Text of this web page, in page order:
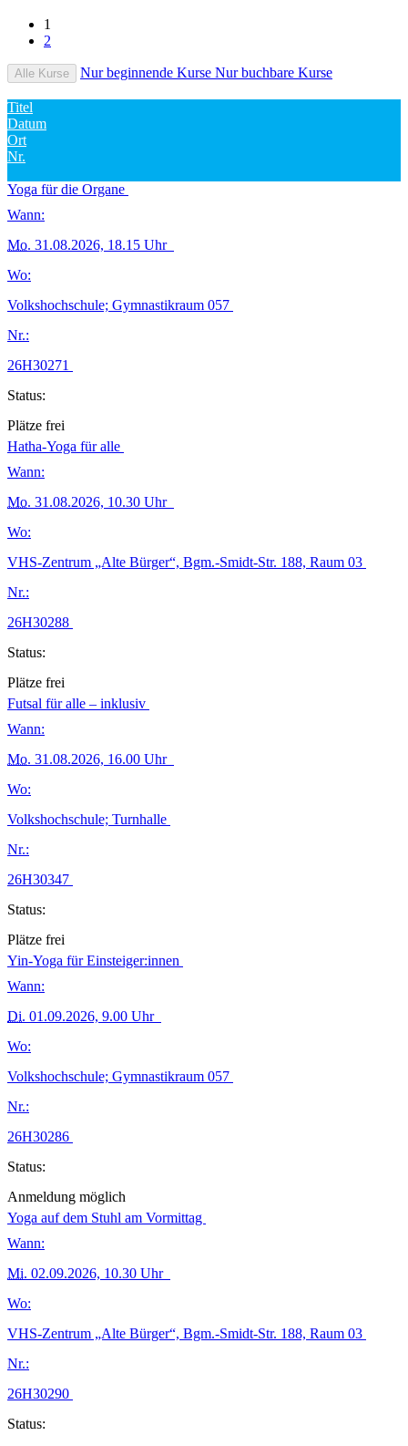
1
2
Alle Kurse Nur beginnende Kurse Nur buchbare Kurse
Titel
Datum
Ort
Nr.
Yoga für die Organe
Wann:
Mo. 31.08.2026, 18.15 Uhr
Wo:
Volkshochschule; Gymnastikraum 057
Nr.:
26H30271
Status:
Plätze frei
Hatha-Yoga für alle
Wann:
Mo. 31.08.2026, 10.30 Uhr
Wo:
VHS-Zentrum „Alte Bürger“, Bgm.-Smidt-Str. 188, Raum 03
Nr.:
26H30288
Status:
Plätze frei
Futsal für alle – inklusiv
Wann:
Mo. 31.08.2026, 16.00 Uhr
Wo:
Volkshochschule; Turnhalle
Nr.:
26H30347
Status:
Plätze frei
Yin-Yoga für Einsteiger:innen
Wann:
Di. 01.09.2026, 9.00 Uhr
Wo:
Volkshochschule; Gymnastikraum 057
Nr.:
26H30286
Status:
Anmeldung möglich
Yoga auf dem Stuhl am Vormittag
Wann:
Mi. 02.09.2026, 10.30 Uhr
Wo:
VHS-Zentrum „Alte Bürger“, Bgm.-Smidt-Str. 188, Raum 03
Nr.:
26H30290
Status: